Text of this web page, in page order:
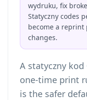
wydruku, fix
Statyczny codes
become a reprint
changes.
A statyczny
one-time print
is the safer